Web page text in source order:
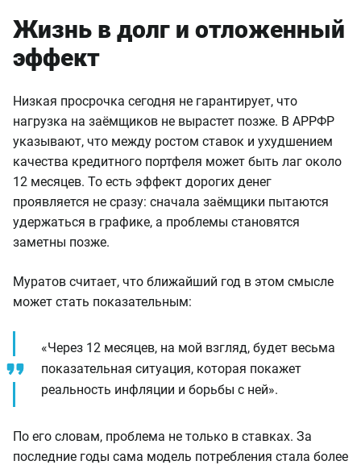
Жизнь в долг и отложенный
эффект
Низкая просрочка сегодня не гарантирует, что
нагрузка на заёмщиков не вырастет позже. В АРРФР
указывают, что между ростом ставок и ухудшением
качества кредитного портфеля может быть лаг около
12 месяцев. То есть эффект дорогих денег
проявляется не сразу: сначала заёмщики пытаются
удержаться в графике, а проблемы становятся
заметны позже.
Муратов считает, что ближайший год в этом смысле
может стать показательным:
«Через 12 месяцев, на мой взгляд, будет весьма
показательная ситуация, которая покажет
реальность инфляции и борьбы с ней».
По его словам, проблема не только в ставках. За
последние годы сама модель потребления стала более